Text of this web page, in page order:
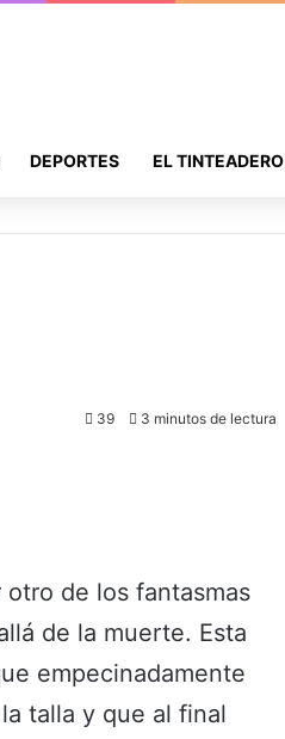
DEPORTES EL TINTEADERO
39 3 minutos de lectura
de los fantasmas
de la muerte. Esta
empecinadamente
talla y que al final